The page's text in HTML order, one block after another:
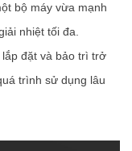
bộ máy vừa mạnh
nhiệt tối đa.
đặt và bảo trì trở
trình sử dụng lâu